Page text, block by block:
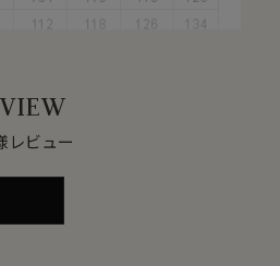
もとても楽！
速度は綿と比べて一目瞭
にいたいものですよね！
レビュー